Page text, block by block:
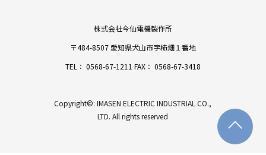
株式会社今仙電機製作所
〒484-8507 愛知県犬山市字柿畑１番地
TEL： 0568-67-1211 FAX： 0568-67-3418
Copyright©: IMASEN ELECTRIC INDUSTRIAL CO.,
LTD. All rights reserved